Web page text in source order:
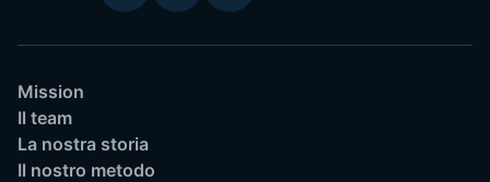
Mission
Il team
La nostra storia
Il nostro metodo